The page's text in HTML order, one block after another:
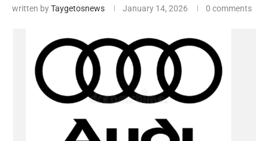
written byTaygetosnews January 14, 2026 0 comments